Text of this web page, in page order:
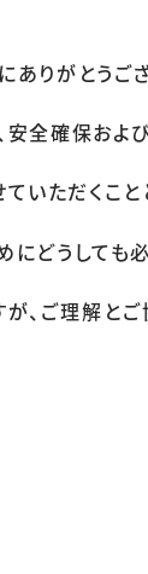
りがとうござ
全確保およ
ていただくこと
どうしても
、ご理解とご